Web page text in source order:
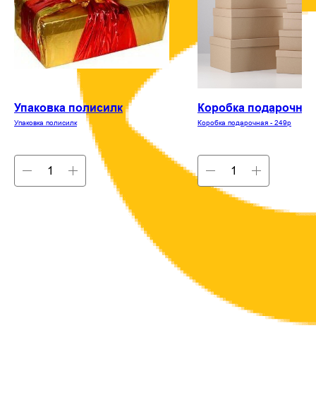
Упаковка полисилк
Упаковка полисилк
Коробка
Коробка подарочная - 249р